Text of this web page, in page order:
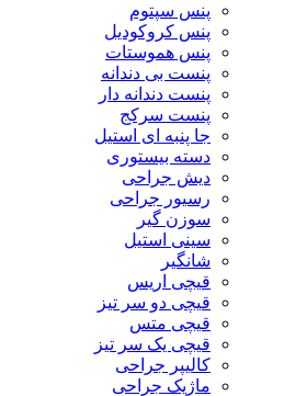
پنس سپتوم
پنس کروکودیل
پنس هموستات
پنست بی دندانه
پنست دندانه دار
پنست سرکج
جا پنبه ای استیل
دسته بیستوری
دیش جراحی
رسیور جراحی
سوزن گیر
سینی استیل
شانگیر
قیچی اریس
قیچی دو سر تیز
قیچی متس
قیچی یک سر تیز
کالیپر جراحی
ماژیک جراحی